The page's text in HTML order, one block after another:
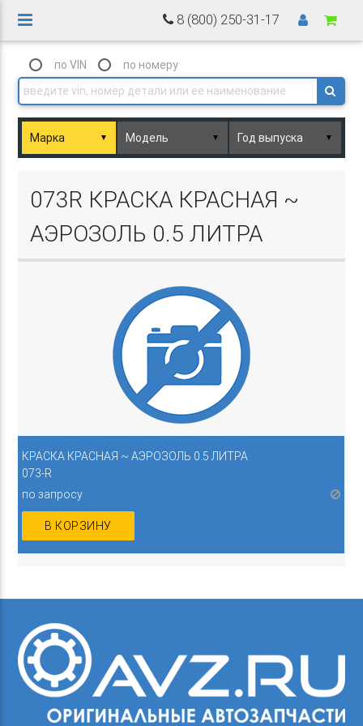
8 (800) 250-31-17
по VIN по номеру
▼ ▼ ▼
073R КРАСКА КРАСНАЯ ~
АЭРОЗОЛЬ 0.5 ЛИТРА
КРАСКА КРАСНАЯ ~ АЭРОЗОЛЬ 0.5 ЛИТРА
073-R
по запросу
В КОРЗИНУ